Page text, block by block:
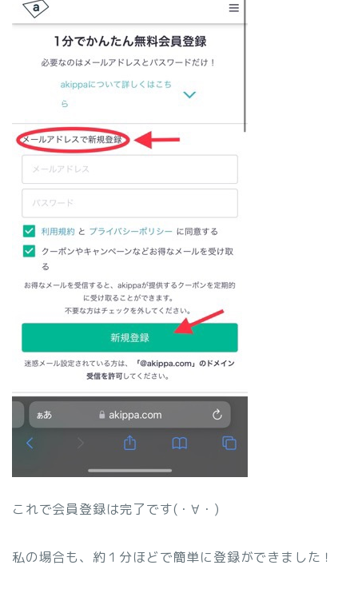
これで会員登録は完了です(・∀・)
私の場合も、約１分ほどで簡単に登録ができました！